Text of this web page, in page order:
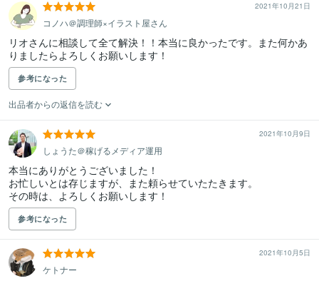
2021年10月21日
コノハ＠調理師×イラスト屋さん
リオさんに相談して全て解決！！本当に良かったです。また何かあ
りましたらよろしくお願いします！
参考になった
出品者からの返信を読む
2021年10月9日
しょうた＠稼げるメディア運用
本当にありがとうございました！
お忙しいとは存じますが、また頼らせていたたきます。
その時は、よろしくお願いします！
参考になった
2021年10月5日
ケトナー